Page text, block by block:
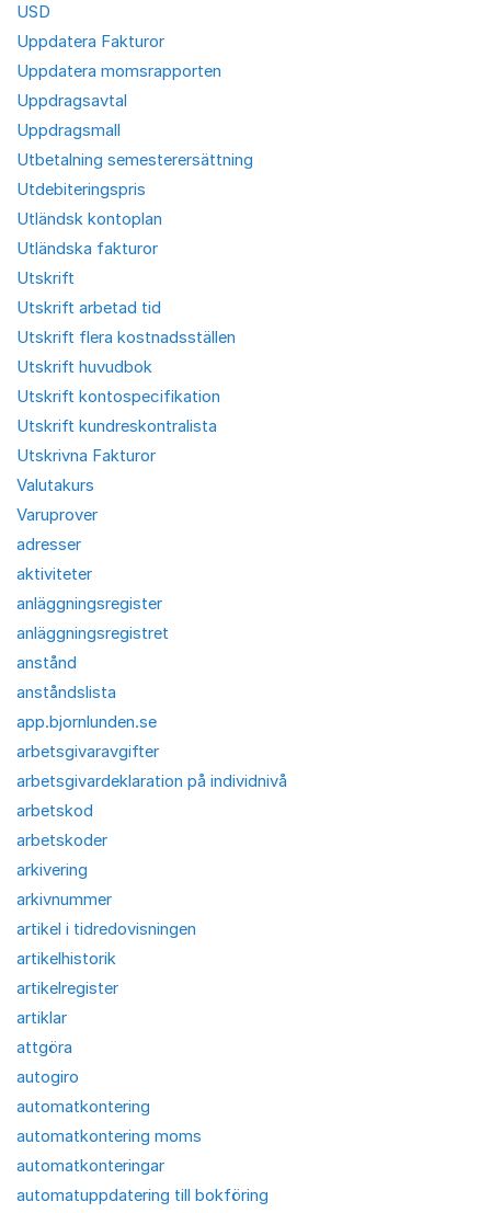
USD
Uppdatera Fakturor
Uppdatera momsrapporten
Uppdragsavtal
Uppdragsmall
Utbetalning semesterersättning
Utdebiteringspris
Utländsk kontoplan
Utländska fakturor
Utskrift
Utskrift arbetad tid
Utskrift flera kostnadsställen
Utskrift huvudbok
Utskrift kontospecifikation
Utskrift kundreskontralista
Utskrivna Fakturor
Valutakurs
Varuprover
adresser
aktiviteter
anläggningsregister
anläggningsregistret
anstånd
anståndslista
app.bjornlunden.se
arbetsgivaravgifter
arbetsgivardeklaration på individnivå
arbetskod
arbetskoder
arkivering
arkivnummer
artikel i tidredovisningen
artikelhistorik
artikelregister
artiklar
attgöra
autogiro
automatkontering
automatkontering moms
automatkonteringar
automatuppdatering till bokföring